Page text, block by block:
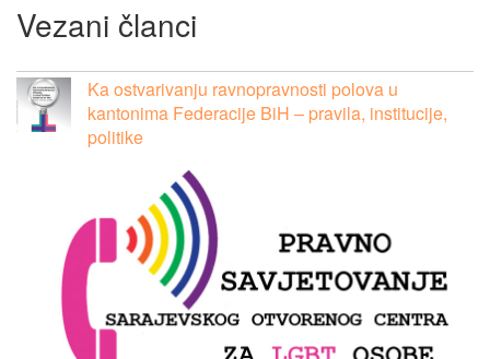
Vezani članci
Ka ostvarivanju ravnopravnosti polova u
kantonima Federacije BiH – pravila, institucije,
politike